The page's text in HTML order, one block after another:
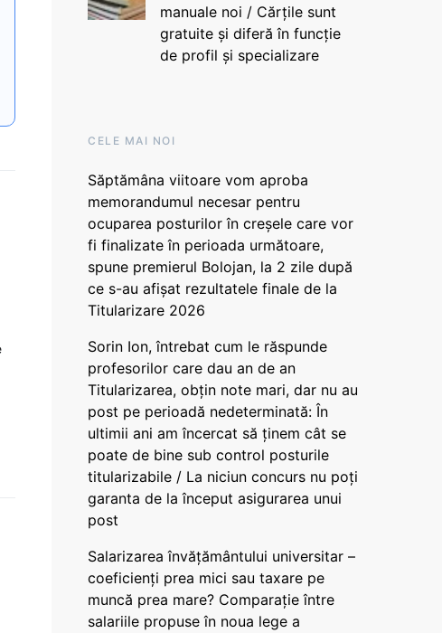
manuale noi / Cărțile sunt
gratuite și diferă în funcție
de profil și specializare
CELE MAI NOI
Săptămâna viitoare vom aproba
memorandumul necesar pentru
ocuparea posturilor în creșele care vor
fi finalizate în perioada următoare,
spune premierul Bolojan, la 2 zile după
ce s-au afișat rezultatele finale de la
Titularizare 2026
Sorin Ion, întrebat cum le răspunde
profesorilor care dau an de an
Titularizarea, obțin note mari, dar nu au
post pe perioadă nedeterminată: În
ultimii ani am încercat să ținem cât se
poate de bine sub control posturile
titularizabile / La niciun concurs nu poți
garanta de la început asigurarea unui
post
Salarizarea învățământului universitar –
coeficienți prea mici sau taxare pe
muncă prea mare? Comparație între
salariile propuse în noua lege a